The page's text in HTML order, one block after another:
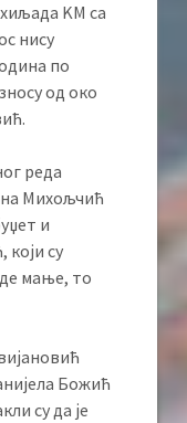
KМ са
нису
по
од око
реда
Михољчић
и
који су
мање, то
Божић
су да је